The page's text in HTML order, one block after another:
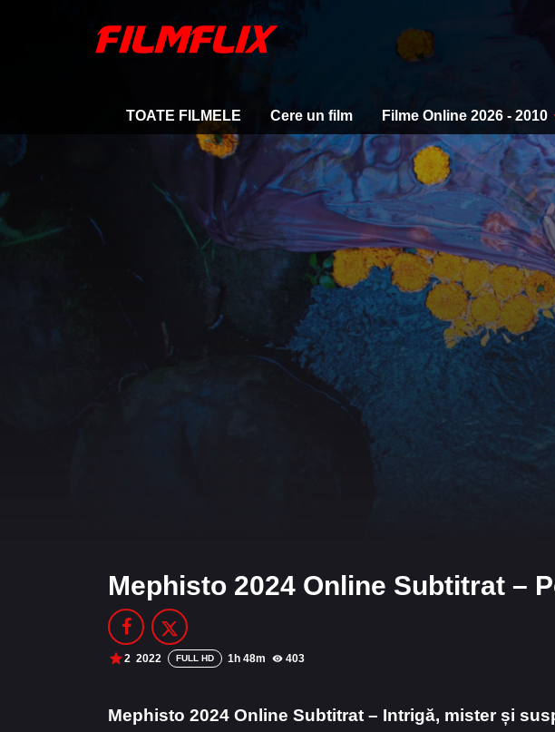
TOATE FILMELE Cere un film Filme Online 2026 - 2010
Mephisto 2024 Online Subtitrat –
2 2022 FULL HD 1h 48m 403
Mephisto 2024 Online Subtitrat – Intrigă, mister și